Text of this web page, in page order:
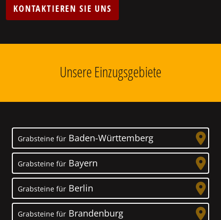
KONTAKTIEREN SIE UNS
Unsere Einzugsgebiete
Grabsteine für Baden-Württemberg
Grabsteine für Bayern
Grabsteine für Berlin
Grabsteine für Brandenburg